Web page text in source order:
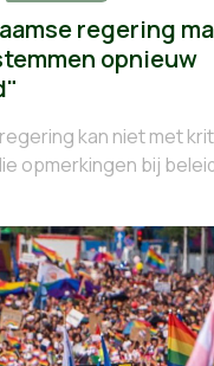
regering
opnieuw
kan niet met
opmerkingen bij